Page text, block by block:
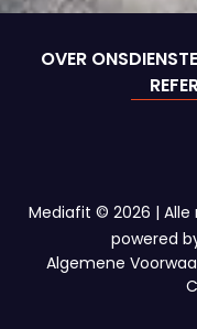
intrekt, kan dit een
OVER ONS
Mediafit © 2026 |
powered
Algemene